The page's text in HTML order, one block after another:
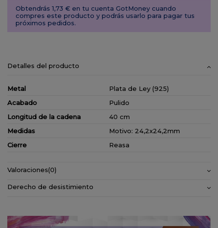
Obtendrás 1,73 € en tu cuenta GotMoney cuando
compres este producto y podrás usarlo para pagar tus
próximos pedidos.
Detalles del producto
Metal
Plata de Ley (925)
Acabado
Pulido
Longitud de la cadena
40 cm
Medidas
Motivo: 24,2x24,2mm
Cierre
Reasa
Valoraciones(0)
Derecho de desistimiento